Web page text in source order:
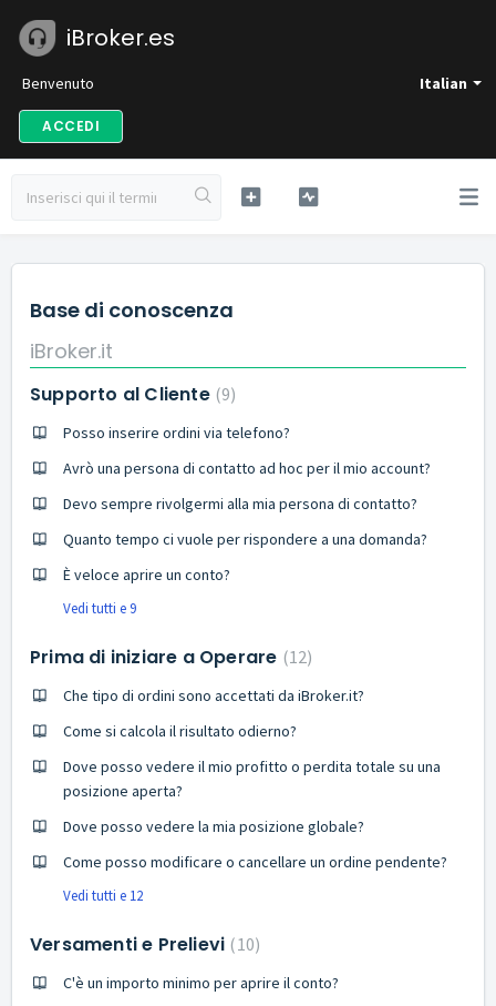
iBroker.es
Italian
Benvenuto
ACCEDI
Base di conoscenza
iBroker.it
Supporto al Cliente 9
Posso inserire ordini via telefono?
Avrò una persona di contatto ad hoc per il mio account?
Devo sempre rivolgermi alla mia persona di contatto?
Quanto tempo ci vuole per rispondere a una domanda?
È veloce aprire un conto?
Vedi tutti e 9
Prima di iniziare a Operare 12
Che tipo di ordini sono accettati da iBroker.it?
Come si calcola il risultato odierno?
Dove posso vedere il mio profitto o perdita totale su una
posizione aperta?
Dove posso vedere la mia posizione globale?
Come posso modificare o cancellare un ordine pendente?
Vedi tutti e 12
Versamenti e Prelievi 10
C'è un importo minimo per aprire il conto?